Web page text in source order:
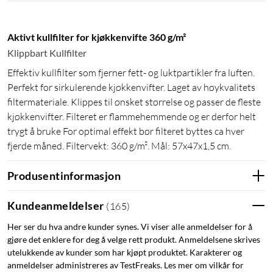
Aktivt kullfilter for kjøkkenvifte 360 g/m²
Klippbart Kullfilter
Effektiv kullfilter som fjerner fett- og luktpartikler fra luften.
Perfekt for sirkulerende kjøkkenvifter. Laget av høykvalitets
filtermateriale. Klippes til ønsket størrelse og passer de fleste
kjøkkenvifter. Filteret er flammehemmende og er derfor helt
trygt å bruke For optimal effekt bør filteret byttes ca hver
fjerde måned. Filtervekt: 360 g/m². Mål: 57x47x1,5 cm.
Produsentinformasjon
Kundeanmeldelser ( 165)
Her ser du hva andre kunder synes. Vi viser alle anmeldelser for å
gjøre det enklere for deg å velge rett produkt. Anmeldelsene skrives
utelukkende av kunder som har kjøpt produktet. Karakterer og
anmeldelser administreres av TestFreaks. Les mer om vilkår for